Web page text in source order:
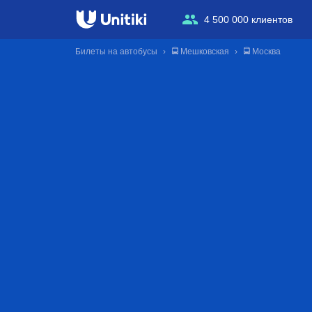
4 500 000 клиентов
Билеты на автобусы 🚍 Мешковская 🚍 Москва